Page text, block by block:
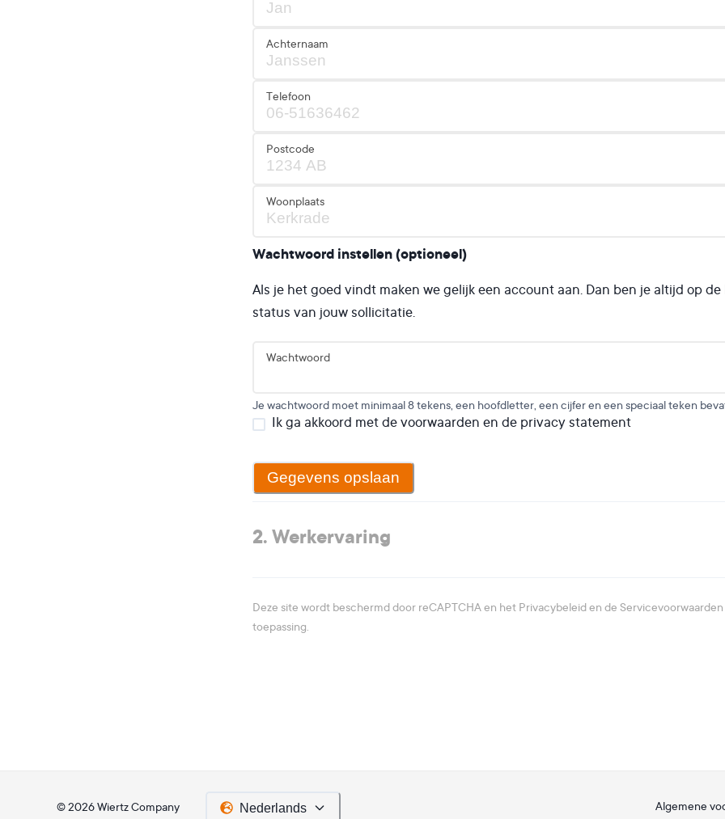
Achternaam
Telefoon
Postcode
Woonplaats
Wachtwoord instellen (optioneel)
Als je het goed vindt maken we gelijk een account aan. Dan ben je altijd op
status van jouw sollicitatie.
Wachtwoord
Je wachtwoord moet minimaal 8 tekens, een hoofdletter, een cijfer en een speciaal teken
Ik ga akkoord met de voorwaarden en de privacy statement
Gegevens opslaan
2. Werkervaring
Deze site wordt beschermd door reCAPTCHA en het Privacybeleiden de Servicevoorwaarden
toepassing.
©2026Wiertz Company Nederlands Algemene